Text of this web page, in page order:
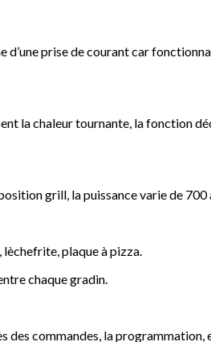
prise de courant car
la chaleur tournante, la fonction
grill, la puissance varie de 700
plaque à pizza.
chaque gradin.
des commandes, la programmation,